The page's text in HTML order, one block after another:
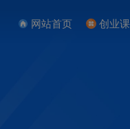
网站首页 创业